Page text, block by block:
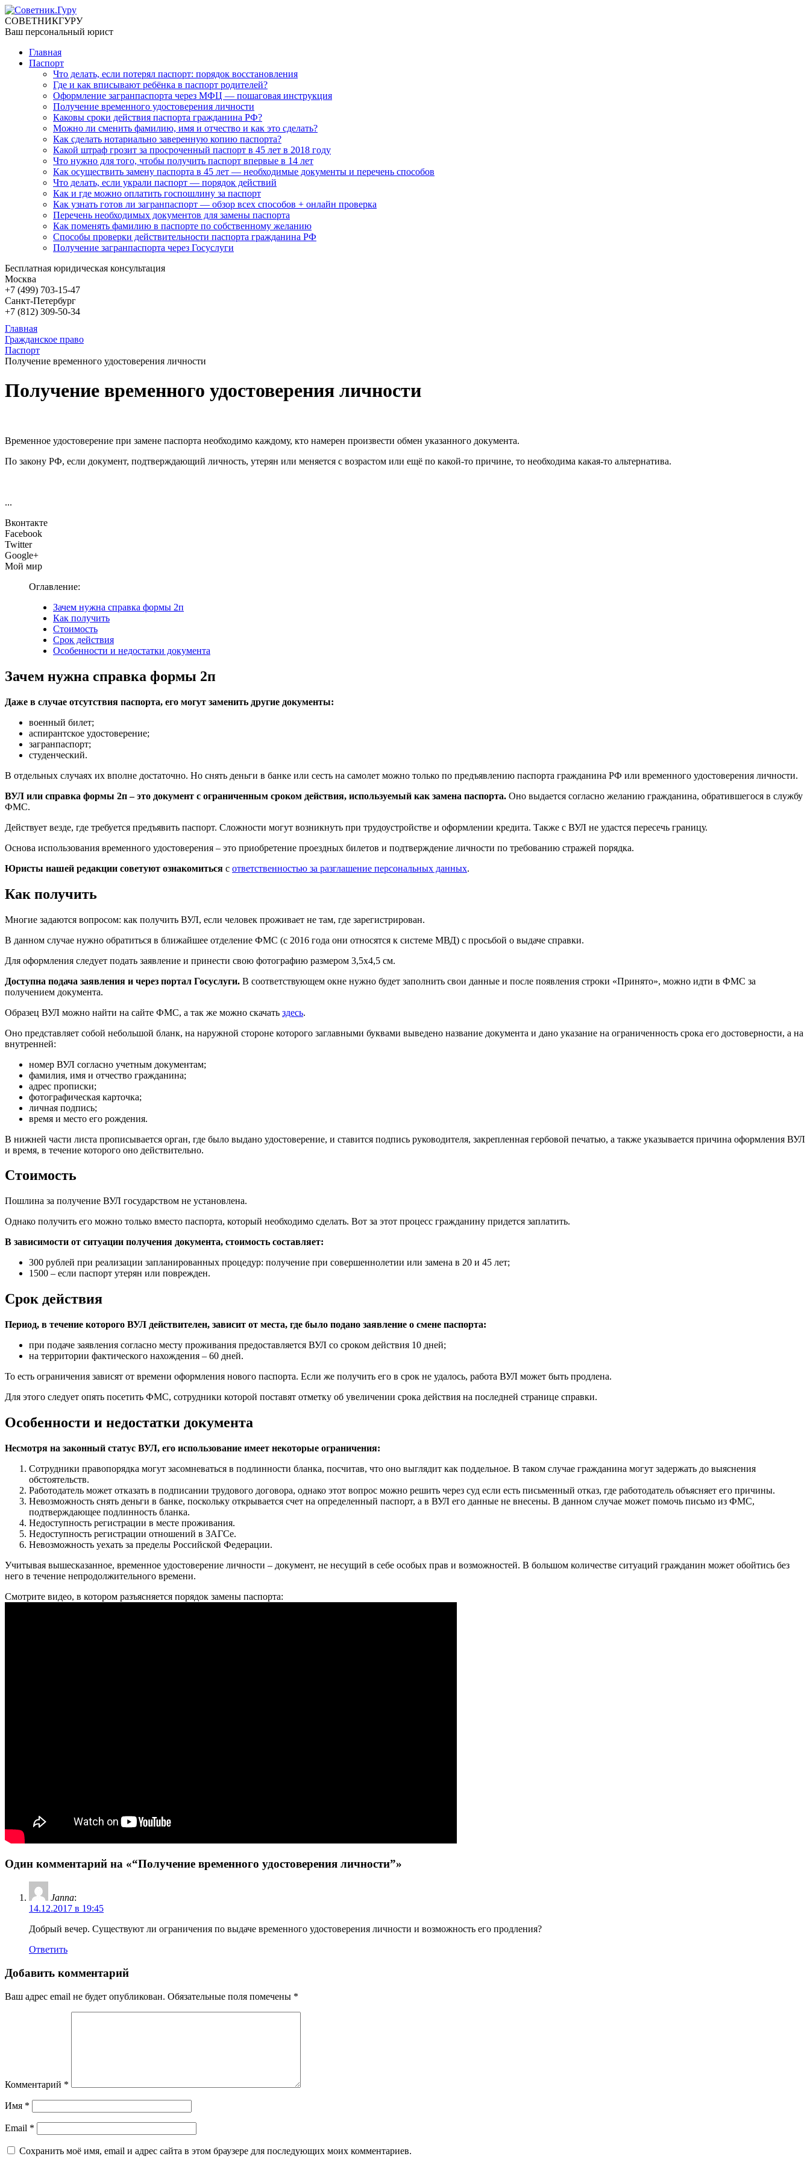
СОВЕТНИКГУРУ
Ваш персональный юрист
Главная
Паспорт
Что делать, если потерял паспорт: порядок восстановления
Где и как вписывают ребёнка в паспорт родителей?
Оформление загранпаспорта через МФЦ — пошаговая инструкция
Получение временного удостоверения личности
Каковы сроки действия паспорта гражданина РФ?
Можно ли сменить фамилию, имя и отчество и как это сделать?
Как сделать нотариально заверенную копию паспорта?
Какой штраф грозит за просроченный паспорт в 45 лет в 2018 году
Что нужно для того, чтобы получить паспорт впервые в 14 лет
Как осуществить замену паспорта в 45 лет — необходимые документы и перечень способов
Что делать, если украли паспорт — порядок действий
Как и где можно оплатить госпошлину за паспорт
Как узнать готов ли загранпаспорт — обзор всех способов + онлайн проверка
Перечень необходимых документов для замены паспорта
Как поменять фамилию в паспорте по собственному желанию
Способы проверки действительности паспорта гражданина РФ
Получение загранпаспорта через Госуслуги
Бесплатная юридическая консультация
Москва
+7 (499) 703-15-47
Санкт-Петербург
+7 (812) 309-50-34
Главная
Гражданское право
Паспорт
Получение временного удостоверения личности
Получение временного удостоверения личности
Временное удостоверение при замене паспорта необходимо каждому, кто намерен произвести обмен указанного документа.
По закону РФ, если документ, подтверждающий личность, утерян или меняется с возрастом или ещё по какой-то причине, то необходима какая-то альтернатива.
...
Вконтакте
Facebook
Twitter
Google+
Мой мир
Оглавление:
Зачем нужна справка формы 2п
Как получить
Стоимость
Срок действия
Особенности и недостатки документа
Зачем нужна справка формы 2п
Даже в случае отсутствия паспорта, его могут заменить другие документы:
военный билет;
аспирантское удостоверение;
загранпаспорт;
студенческий.
В отдельных случаях их вполне достаточно. Но снять деньги в банке или сесть на самолет можно только по предъявлению паспорта гражданина РФ или временного удостоверения личности.
ВУЛ или справка формы 2п – это документ с ограниченным сроком действия, используемый как замена паспорта. Оно выдается согласно желанию гражданина, обратившегося в службу
ФМС.
Действует везде, где требуется предъявить паспорт. Сложности могут возникнуть при трудоустройстве и оформлении кредита. Также с ВУЛ не удастся пересечь границу.
Основа использования временного удостоверения – это приобретение проездных билетов и подтверждение личности по требованию стражей порядка.
Юристы нашей редакции советуют ознакомиться с ответственностью за разглашение персональных данных.
Как получить
Многие задаются вопросом: как получить ВУЛ, если человек проживает не там, где зарегистрирован.
В данном случае нужно обратиться в ближайшее отделение ФМС (с 2016 года они относятся к системе МВД) с просьбой о выдаче справки.
Для оформления следует подать заявление и принести свою фотографию размером 3,5х4,5 см.
Доступна подача заявления и через портал Госуслуги. В соответствующем окне нужно будет заполнить свои данные и после появления строки «Принято», можно идти в ФМС за
получением документа.
Образец ВУЛ можно найти на сайте ФМС, а так же можно скачать здесь.
Оно представляет собой небольшой бланк, на наружной стороне которого заглавными буквами выведено название документа и дано указание на ограниченность срока его достоверности, а на
внутренней:
номер ВУЛ согласно учетным документам;
фамилия, имя и отчество гражданина;
адрес прописки;
фотографическая карточка;
личная подпись;
время и место его рождения.
В нижней части листа прописывается орган, где было выдано удостоверение, и ставится подпись руководителя, закрепленная гербовой печатью, а также указывается причина оформления ВУЛ
и время, в течение которого оно действительно.
Стоимость
Пошлина за получение ВУЛ государством не установлена.
Однако получить его можно только вместо паспорта, который необходимо сделать. Вот за этот процесс гражданину придется заплатить.
В зависимости от ситуации получения документа, стоимость составляет:
300 рублей при реализации запланированных процедур: получение при совершеннолетии или замена в 20 и 45 лет;
1500 – если паспорт утерян или поврежден.
Срок действия
Период, в течение которого ВУЛ действителен, зависит от места, где было подано заявление о смене паспорта:
при подаче заявления согласно месту проживания предоставляется ВУЛ со сроком действия 10 дней;
на территории фактического нахождения – 60 дней.
То есть ограничения зависят от времени оформления нового паспорта. Если же получить его в срок не удалось, работа ВУЛ может быть продлена.
Для этого следует опять посетить ФМС, сотрудники которой поставят отметку об увеличении срока действия на последней странице справки.
Особенности и недостатки документа
Несмотря на законный статус ВУЛ, его использование имеет некоторые ограничения:
Сотрудники правопорядка могут засомневаться в подлинности бланка, посчитав, что оно выглядит как поддельное. В таком случае гражданина могут задержать до выяснения
обстоятельств.
Работодатель может отказать в подписании трудового договора, однако этот вопрос можно решить через суд если есть письменный отказ, где работодатель объясняет его причины.
Невозможность снять деньги в банке, поскольку открывается счет на определенный паспорт, а в ВУЛ его данные не внесены. В данном случае может помочь письмо из ФМС,
подтверждающее подлинность бланка.
Недоступность регистрации в месте проживания.
Недоступность регистрации отношений в ЗАГСе.
Невозможность уехать за пределы Российской Федерации.
Учитывая вышесказанное, временное удостоверение личности – документ, не несущий в себе особых прав и возможностей. В большом количестве ситуаций гражданин может обойтись без
него в течение непродолжительного времени.
Смотрите видео, в котором разъясняется порядок замены паспорта:
Один комментарий на «“Получение временного удостоверения личности”»
Janna:
14.12.2017 в 19:45
Добрый вечер. Существуют ли ограничения по выдаче временного удостоверения личности и возможность его продления?
Ответить
Добавить комментарий
Ваш адрес email не будет опубликован. Обязательные поля помечены *
Комментарий *
Имя *
Email *
Сохранить моё имя, email и адрес сайта в этом браузере для последующих моих комментариев.